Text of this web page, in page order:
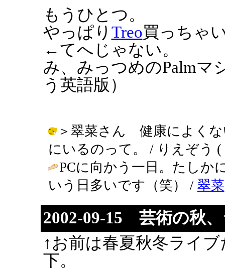
もうひとつ。
やっぱり Treo買っちゃ
←てへじゃない。
み、みっつめのPalmマ
う英語版）
＞翠菜さん 健康によくな
にいるのって。 / りえぞう (
PCに向かう一日。たしか
いう日多いです（笑） / 翠菜
2002-09-15 芸術の秋
↑お前は春夏秋冬ライ
下。